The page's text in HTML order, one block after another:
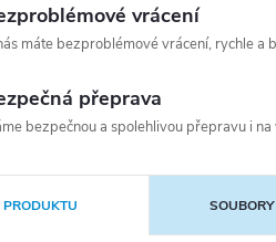
vrácení
máte bezproblémové vrácení, rychle a
přeprava
bezpečnou a spolehlivou přepravu i
PRODUKTU